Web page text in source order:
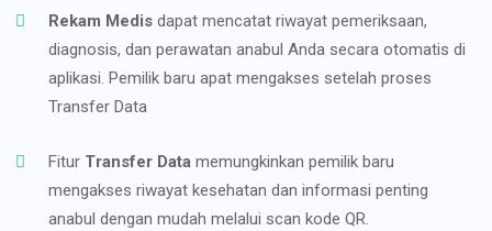
Rekam Medis dapat mencatat riwayat pemeriksaan,
diagnosis, dan perawatan anabul Anda secara otomatis di
aplikasi. Pemilik baru apat mengakses setelah proses
Transfer Data
Fitur Transfer Data memungkinkan pemilik baru
mengakses riwayat kesehatan dan informasi penting
anabul dengan mudah melalui scan kode QR.